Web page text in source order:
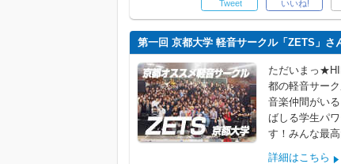
Tweet いいね!
第一回 京都大学 軽音サークル「ZETS」
ただいまっ
都の軽音サー
音楽仲間がい
ばしる学生パ
す！みんな最高
詳細はこちら